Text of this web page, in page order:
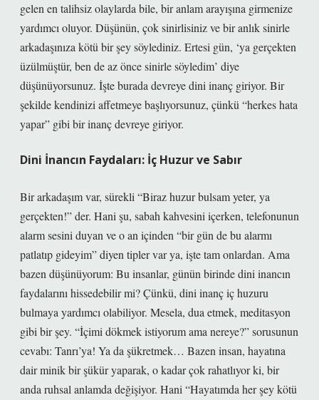
gelen en talihsiz olaylarda bile, bir anlam arayışına girmenize
yardımcı oluyor. Düşünün, çok sinirlisiniz ve bir anlık sinirle
arkadaşınıza kötü bir şey söylediniz. Ertesi gün, ‘ya gerçekten
üzülmüştür, ben de az önce sinirle söyledim’ diye
düşünüyorsunuz. İşte burada devreye dini inanç giriyor. Bir
şekilde kendinizi affetmeye başlıyorsunuz, çünkü “herkes hata
yapar” gibi bir inanç devreye giriyor.
Dini İnancın Faydaları: İç Huzur ve Sabır
Bir arkadaşım var, sürekli “Biraz huzur bulsam yeter, ya
gerçekten!” der. Hani şu, sabah kahvesini içerken, telefonunun
alarm sesini duyan ve o an içinden “bir gün de bu alarmı
patlatıp gideyim” diyen tipler var ya, işte tam onlardan. Ama
bazen düşünüyorum: Bu insanlar, günün birinde dini inancın
faydalarını hissedebilir mi? Çünkü, dini inanç iç huzuru
bulmaya yardımcı olabiliyor. Mesela, dua etmek, meditasyon
gibi bir şey. “İçimi dökmek istiyorum ama nereye?” sorusunun
cevabı: Tanrı’ya! Ya da şükretmek… Bazen insan, hayatına
dair minik bir şükür yaparak, o kadar çok rahatlıyor ki, bir
anda ruhsal anlamda değişiyor. Hani “Hayatımda her şey kötü